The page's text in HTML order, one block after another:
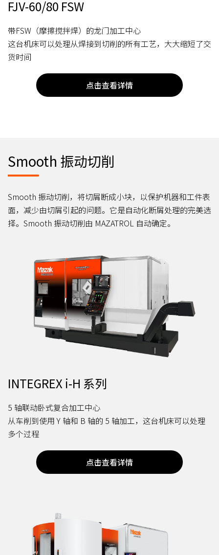
FJV-60/80 FSW
带FSW（摩擦搅拌焊）的龙门加工中心
这台机床可以处理从焊接到切削的所有工艺，大大缩短了交
货时间
点击查看详情
Smooth 振动切削
Smooth 振动切削，将切屑断成小块，以保护机器和工件表
面，减少由切屑引起的问题。它是自动化断屑处理的完美选
择。Smooth 振动切削由 MAZATROL 自动确定。
INTEGREX i-H 系列
5 轴联动卧式复合加工中心
从车削到使用 Y 轴和 B 轴的 5 轴加工，这台机床可以处理
多个过程
点击查看详情